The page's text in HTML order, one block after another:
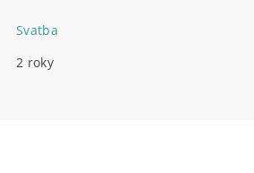
Svatba
2 roky